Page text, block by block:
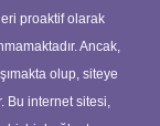
proaktif olarak
Ancak,
olup, siteye
Bu internet sitesi,